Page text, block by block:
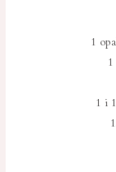
1
1 i